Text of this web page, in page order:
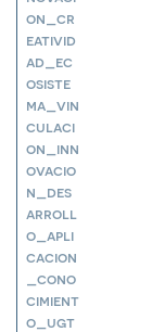
on_cr
eativid
ad_ec
osiste
ma_vin
culaci
on_inn
ovacio
n_des
arroll
o_apli
cacion
_cono
cimient
o_ugt